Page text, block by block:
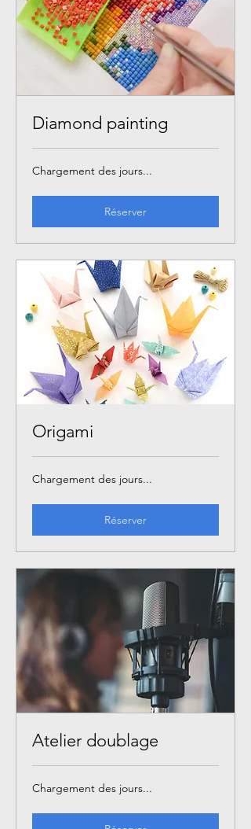
Diamond painting
Chargement des jours...
Réserver
Origami
Chargement des jours...
Réserver
Atelier doublage
Chargement des jours...